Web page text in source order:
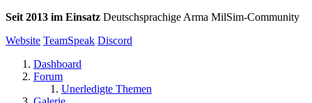
Seit 2013 im Einsatz Deutschsprachige Arma MilSim-Community
Website TeamSpeak Discord
Dashboard
Forum
Unerledigte Themen